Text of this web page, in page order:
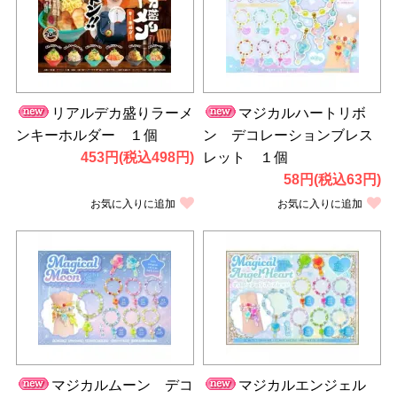
リアルデカ盛りラーメ
ンキーホルダー １個
453円(税込498円)
お気に入りに追加
マジカルハートリボ
ン デコレーションブレス
レット １個
58円(税込63円)
お気に入りに追加
マジカルムーン デコ
マジカルエンジェル